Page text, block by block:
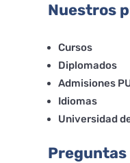
Nuestros
Cursos
Diplomados
Admisiones
Idiomas
Universidad